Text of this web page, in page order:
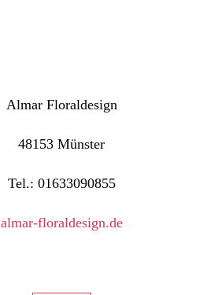
Almar Floraldesign
48153 Münster
Tel.: 01633090855
almar-floraldesign.de